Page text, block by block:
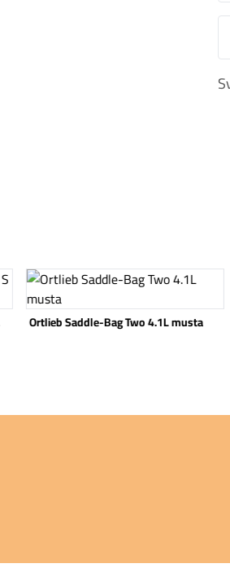
Katso tuote
Trek ohjaustankolaukku 1.7L musta